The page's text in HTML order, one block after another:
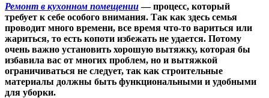
Ремонт в кухонном помещении— процесс, который
требует к себе особого внимания. Так как здесь семья
проводит много времени, все время что-то вариться или
жариться, то есть копоти избежать не удается. Потому
очень важно установить хорошую вытяжку, которая бы
избавила вас от многих проблем, но и вытяжкой
ограничиваться не следует, так как строительные
материалы должны быть функциональными и удобными
для уборки.